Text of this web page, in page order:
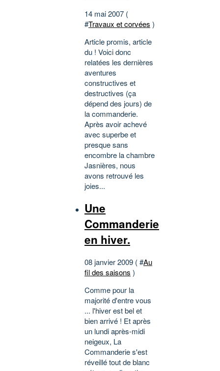
14 mai 2007 (
#Travaux et corvées )
Article promis, article
du ! Voici donc
relatées les dernières
aventures
constructives et
destructives (ça
dépend des jours) de
la commanderie.
Après avoir achevé
avec superbe et
presque sans
encombre la chambre
Jasnières, nous
avons retrouvé les
joies...
Une
Commanderie
en hiver.
08 janvier 2009 ( #Au
fil des saisons )
Comme pour la
majorité d'entre vous
... l'hiver est bel et
bien arrivé ! Et après
un lundi après-midi
neigeux, La
Commanderie s'est
réveillé tout de blanc